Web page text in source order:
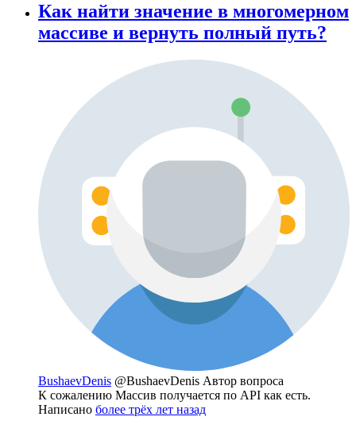
Как найти значение в многомерном
массиве и вернуть полный путь?
BushaevDenis @BushaevDenis Автор вопроса
К сожалению Массив получается по API как есть.
Написано более трёх лет назад